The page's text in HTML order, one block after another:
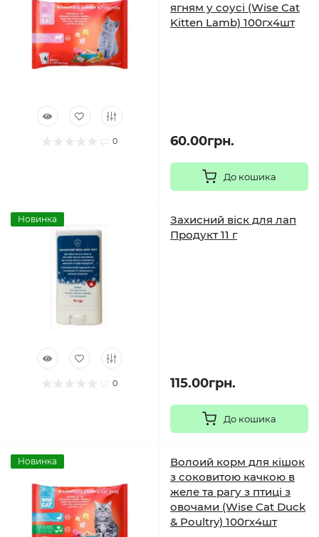
0
ягням у соусі (Wise Cat
Kitten Lamb) 100гх4шт
60.00грн.
До кошика
Новинка
0
Захисний віск для лап
Продукт 11 г
115.00грн.
До кошика
Новинка
Волоий корм для кішок
з соковитою качкою в
желе та рагу з птиці з
овочами (Wise Cat Duck
& Poultry) 100гх4шт